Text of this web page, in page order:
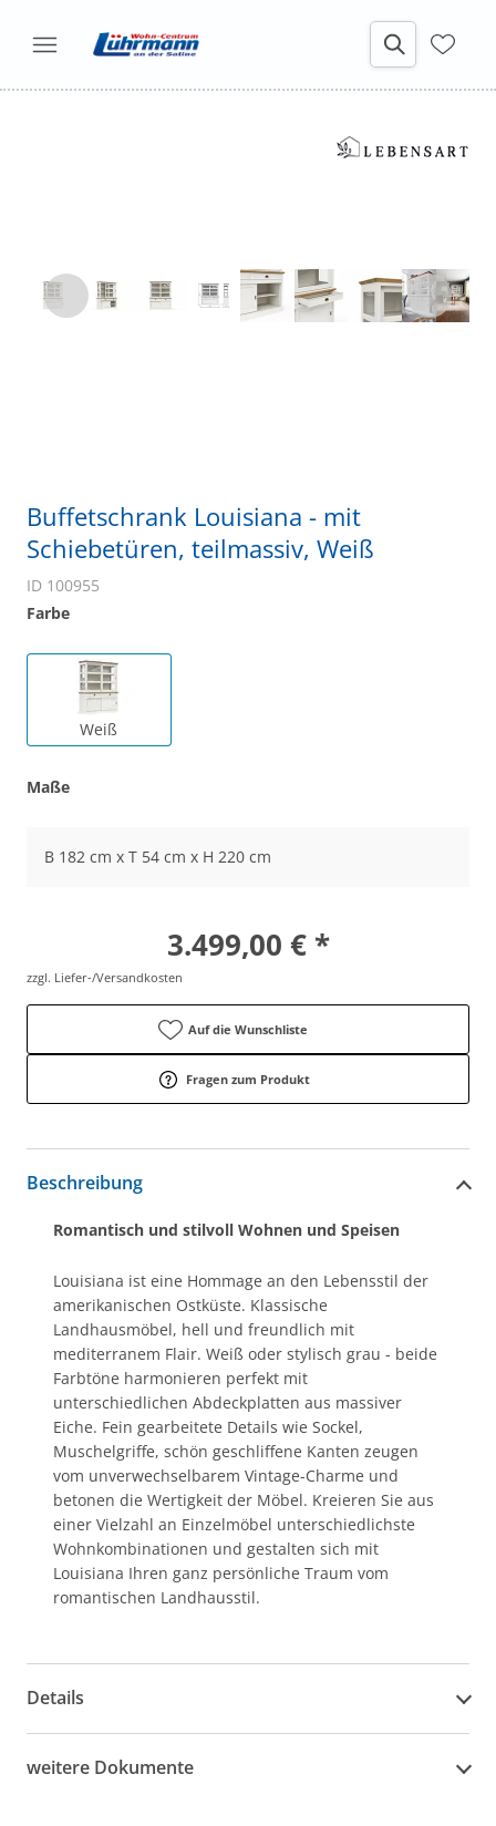
Buffetschrank Louisiana - mit
Schiebetüren, teilmassiv, Weiß
ID 100955
Farbe
Weiß
Maße
B 182 cm x T 54 cm x H 220 cm
3.499,00 € *
zzgl. Liefer-/Versandkosten
Auf die Wunschliste
Fragen zum Produkt
Beschreibung
Romantisch und stilvoll Wohnen und Speisen
Louisiana ist eine Hommage an den Lebensstil der
amerikanischen Ostküste. Klassische
Landhausmöbel, hell und freundlich mit
mediterranem Flair. Weiß oder stylisch grau - beide
Farbtöne harmonieren perfekt mit
unterschiedlichen Abdeckplatten aus massiver
Eiche. Fein gearbeitete Details wie Sockel,
Muschelgriffe, schön geschliffene Kanten zeugen
vom unverwechselbarem Vintage-Charme und
betonen die Wertigkeit der Möbel. Kreieren Sie aus
einer Vielzahl an Einzelmöbel unterschiedlichste
Wohnkombinationen und gestalten sich mit
Louisiana Ihren ganz persönliche Traum vom
romantischen Landhausstil.
Details
weitere Dokumente